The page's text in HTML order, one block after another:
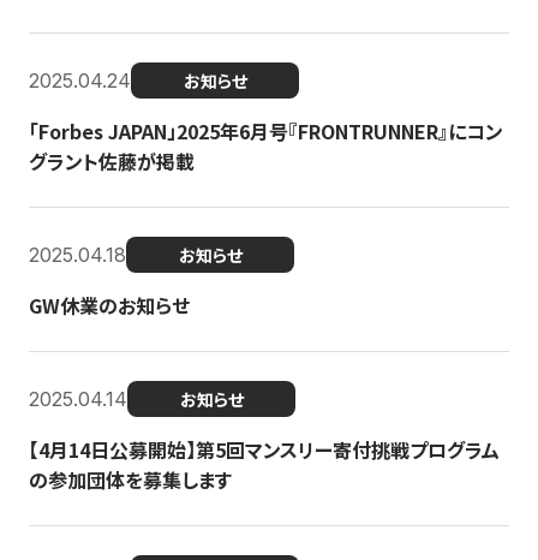
2025.04.24 お知らせ
「Forbes JAPAN」2025年6月号『FRONTRUNNER』にコン
グラント佐藤が掲載
2025.04.18 お知らせ
GW休業のお知らせ
2025.04.14 お知らせ
【4月14日公募開始】第5回マンスリー寄付挑戦プログラム
の参加団体を募集します